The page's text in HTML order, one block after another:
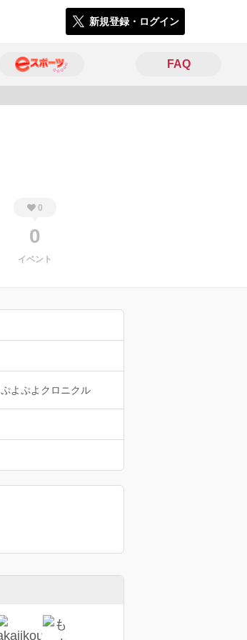
新規登録・ログイン
FAQ
0
0
イベント
ぷよぷよクロニクル